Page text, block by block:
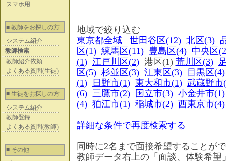
スマホ用
■ 教師をお探しの方
システム紹介
教師検索
教師紹介依頼
よくある質問(生徒)
■ 生徒をお探しの方
システム紹介
教師登録
よくある質問(教師)
■ その他
地域で絞り込む
東京都全域
世田谷区(12) 北区(3)
区(1) 練馬区(11) 豊島区(4) 中央区
(1) 江戸川区(2)港区(1) 荒川区(3)
区(5) 杉並区(3) 江東区(3)
目黒区(4)
(1)
日野市(1) 東大和市(1) 武蔵野市
(6) 三鷹市(2) 国立市(3) 小金井市(1)
(4) 狛江市(1) 稲城市(2) 西東京市(4)
詳細な条件で再度検索する
同時に2名まで面接希望することが
教師データ右上の「面談、体験希